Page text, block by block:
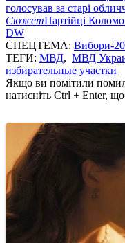
голосував за старі
СюжетПартійці
DW
СПЕЦТЕМА: Вибори-
ТЕГИ: МВД, МВД
избирательные участки
Якщо ви помітили
натисніть Ctrl + Enter,